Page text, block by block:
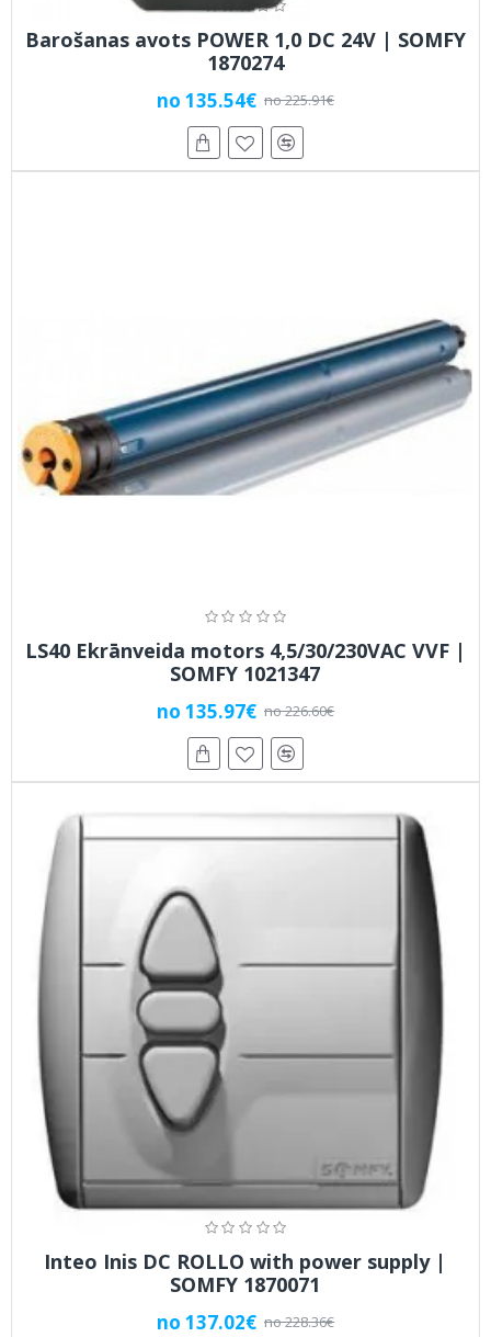
Barošanas avots POWER 1,0 DC 24V | SOMFY
1870274
no 135.54€ no 225.91€
LS40 Ekrānveida motors 4,5/30/230VAC VVF |
SOMFY 1021347
no 135.97€ no 226.60€
Inteo Inis DC ROLLO with power supply |
SOMFY 1870071
no 137.02€ no 228.36€